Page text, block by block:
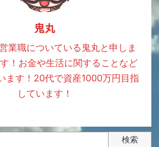
鬼丸
業職についている鬼丸と申しま
！お金や生活に関することなど
ます！20代で資産1000万円目指
しています！
検索